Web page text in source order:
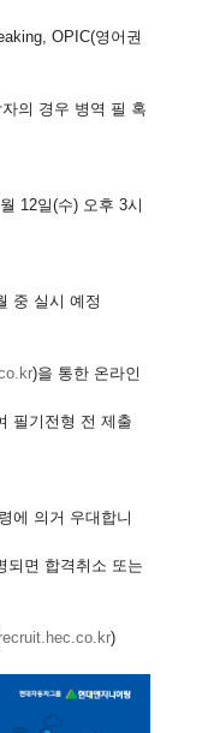
OPIC(영어권
자의 경우 병역 필 혹
월 12일(수) 오후 3시
중 실시 예정
kr)을 통한 온라인
필기전형 전 제출
에 의거 우대합니
되면 합격취소 또는
recruit.hec.co.kr)